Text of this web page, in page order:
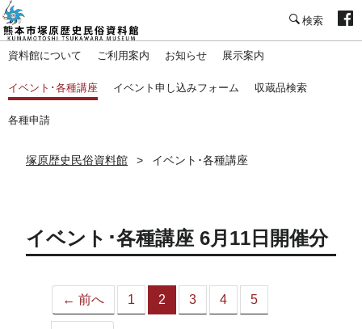
資料館について ご利用案内 お知らせ 展示案内
イベント･各種講座 イベント申し込みフォーム 収蔵品検索
各種申請
塚原歴史民俗資料館 イベント･各種講座
イベント･各種講座 6月11日開催分
← 前へ 1 2
（こ
3 4 5